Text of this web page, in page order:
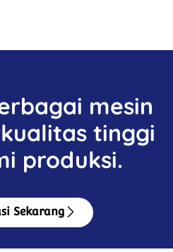
mesin
tinggi
produksi.
Sekarang